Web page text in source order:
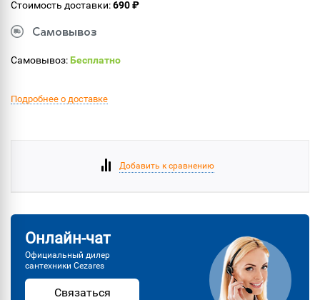
Стоимость доставки:690 ₽
Самовывоз
Самовывоз:Бесплатно
Подробнее о доставке
Добавить к сравнению
Онлайн-чат
Официальный дилер
сантехники Cezares
Связаться